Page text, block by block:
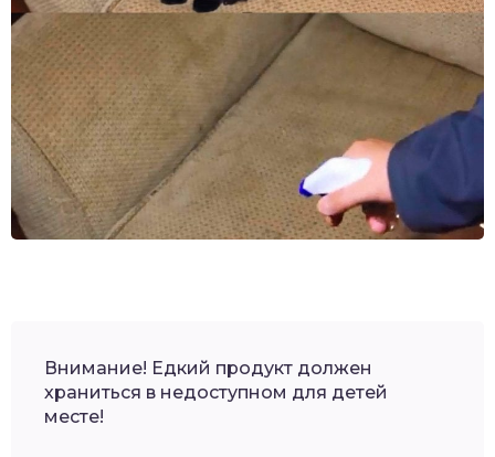
Внимание! Едкий продукт должен
храниться в недоступном для детей
месте!